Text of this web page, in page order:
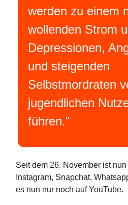
werden zu einem
wollenden Strom
Depressionen,
und steigenden
Selbstmordraten
jugendlichen
führen."
Seit dem 26. November ist
Instagram, Snapchat,
es nun nur noch auf YouTube.